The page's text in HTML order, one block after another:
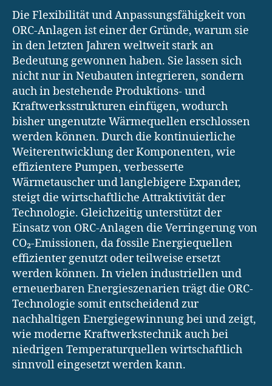
Die Flexibilität und Anpassungsfähigkeit von
ORC-Anlagen ist einer der Gründe, warum sie
in den letzten Jahren weltweit stark an
Bedeutung gewonnen haben. Sie lassen sich
nicht nur in Neubauten integrieren, sondern
auch in bestehende Produktions- und
Kraftwerksstrukturen einfügen, wodurch
bisher ungenutzte Wärmequellen erschlossen
werden können. Durch die kontinuierliche
Weiterentwicklung der Komponenten, wie
effizientere Pumpen, verbesserte
Wärmetauscher und langlebigere Expander,
steigt die wirtschaftliche Attraktivität der
Technologie. Gleichzeitig unterstützt der
Einsatz von ORC-Anlagen die Verringerung von
CO₂-Emissionen, da fossile Energiequellen
effizienter genutzt oder teilweise ersetzt
werden können. In vielen industriellen und
erneuerbaren Energieszenarien trägt die ORC-
Technologie somit entscheidend zur
nachhaltigen Energiegewinnung bei und zeigt,
wie moderne Kraftwerkstechnik auch bei
niedrigen Temperaturquellen wirtschaftlich
sinnvoll eingesetzt werden kann.